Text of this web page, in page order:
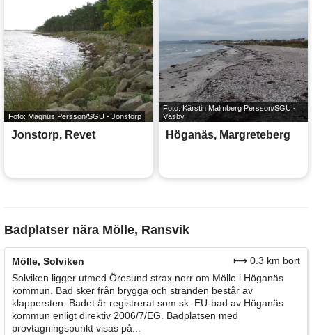
Foto: Magnus Persson/SGU - Jonstorp
Jonstorp, Revet
Foto: Kärstin Malmberg Persson/SGU -
Väsby
Höganäs, Margreteberg
Badplatser nära Mölle, Ransvik
Mölle, Solviken
⟼ 0.3 km bort
Solviken ligger utmed Öresund strax norr om Mölle i Höganäs
kommun. Bad sker från brygga och stranden består av
klappersten. Badet är registrerat som sk. EU-bad av Höganäs
kommun enligt direktiv 2006/7/EG. Badplatsen med
provtagningspunkt visas på...